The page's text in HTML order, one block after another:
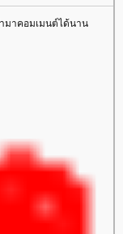
ามาคอมเมนต์ได้นาน